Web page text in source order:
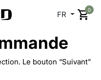
FR
0
Le bouton “Suivant”